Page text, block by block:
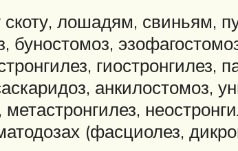
скоту, лошадям, свиньям,
гиостронгилез,
анкилостомоз,
(фасциолез,